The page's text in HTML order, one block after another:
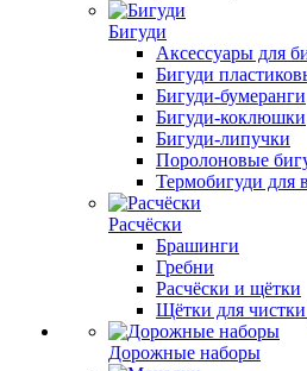
Бигуди
Аксессуары для
Бигуди
Бигуди-бумеранги
Бигуди-коклюшки
Бигуди-липучки
Поролоновые
Термобигуди для
Расчёски
Брашинги
Гребни
Расчёски и щётки
Щётки для чистки
Дорожные наборы